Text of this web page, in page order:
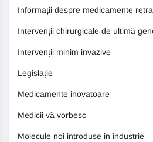
Informații despre medicamente
Intervenții chirurgicale de ultimă
Intervenții minim invazive
Legislație
Medicamente inovatoare
Medicii vă vorbesc
Molecule noi introduse in industrie